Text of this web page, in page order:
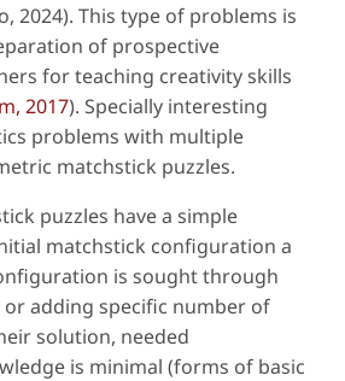
2024). This type of problems is
of prospective
for teaching creativity skills
2017). Specially interesting
problems with multiple
matchstick puzzles.
puzzles have a simple
matchstick configuration a
is sought through
adding specific number of
solution, needed
is minimal (forms of basic